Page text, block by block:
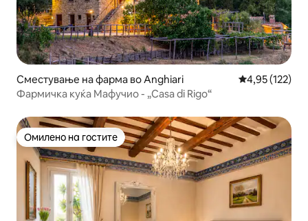
Сместување на фарма во Anghiari Просечна
4,95 (122)
Фармичка куќа Мафучио - „Casa di Rigo“
Омилено на гостите
Омилено на гостите